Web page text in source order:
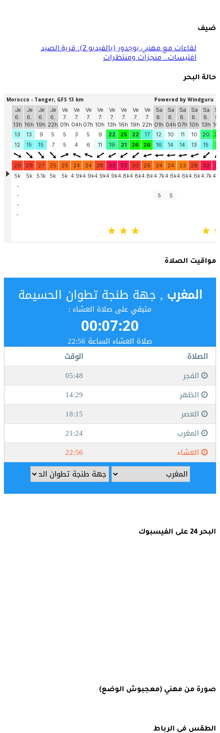
ضيف
لقاءات مع مهنيي بوجدور (بالفيديو 2): قرية الصيد
افتيسات.. منجزات ومنتظرات
حالة البحر
مواقيت الصلاة
البحر 24 على الفيسبوك
صورة من مهني (معجبوش الوضع)
الطقس في الرباط